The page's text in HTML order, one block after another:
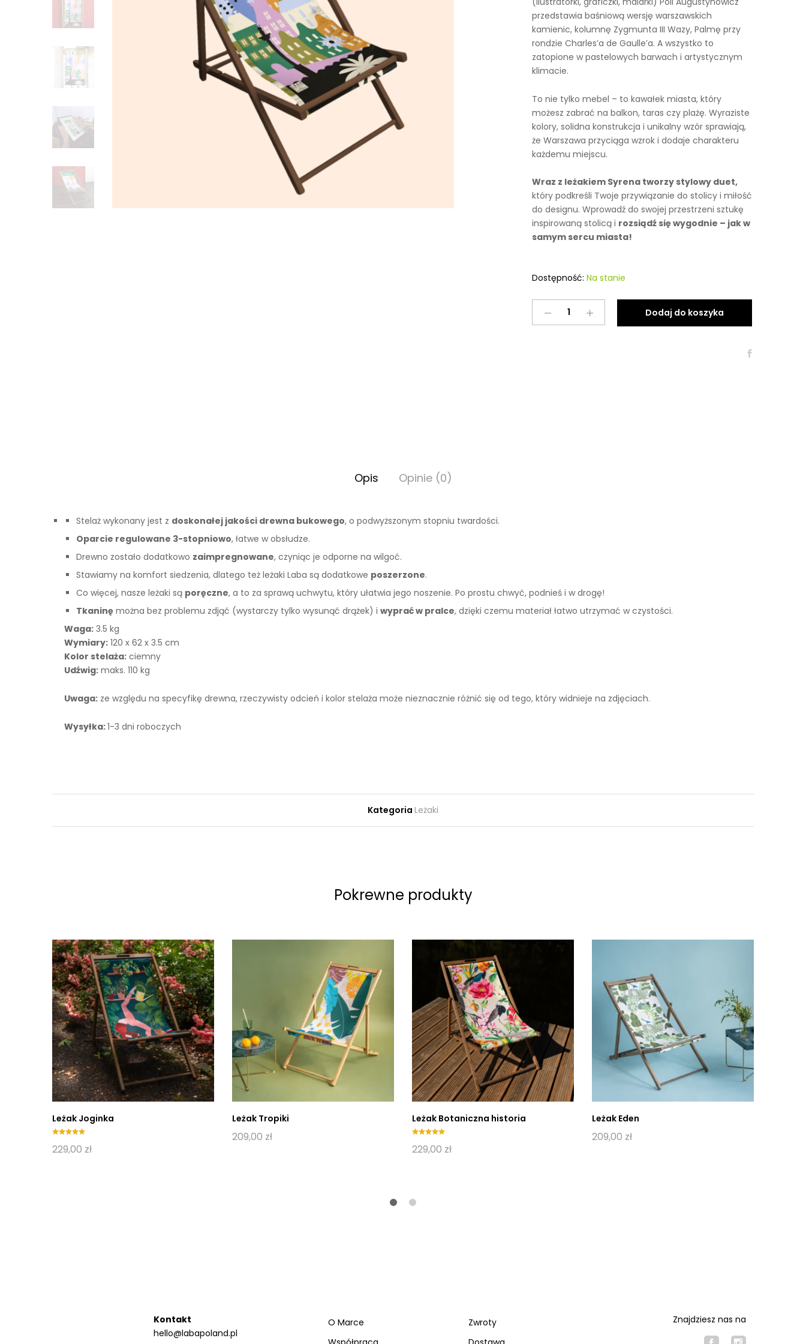
przedstawia baśniową wersję warszawskich
kamienic, kolumnę Zygmunta III Wazy, Palmę przy
rondzie Charles’a de Gaulle’a. A wszystko to
zatopione w pastelowych barwach i artystycznym
klimacie.
To nie tylko mebel – to kawałek miasta, który
możesz zabrać na balkon, taras czy plażę. Wyraziste
kolory, solidna konstrukcja i unikalny wzór sprawiają,
że Warszawa przyciąga wzrok i dodaje charakteru
każdemu miejscu.
Wraz z leżakiem Syrena tworzy stylowy duet,
który podkreśli Twoje przywiązanie do stolicy i miłość
do designu. Wprowadź do swojej przestrzeni sztukę
inspirowaną stolicą i rozsiądź się wygodnie – jak w
samym sercu miasta!
Dostępność: Na stanie
Leżak
Warszawa
Dodaj do koszyka
Opis Opinie (0)
Stelaż wykonany jest z doskonałej jakości drewna bukowego, o podwyższonym stopniu twardości.
Oparcie regulowane 3-stopniowo, łatwe w obsłudze.
Drewno zostało dodatkowo zaimpregnowane, czyniąc je odporne na wilgoć.
Stawiamy na komfort siedzenia, dlatego też leżaki Laba są dodatkowe poszerzone.
Co więcej, nasze leżaki są poręczne, a to za sprawą uchwytu, który ułatwia jego noszenie. Po prostu chwyć, podnieś i w drogę!
Tkaninę można bez problemu zdjąć (wystarczy tylko wysunąć drążek) i wyprać w pralce, dzięki czemu materiał łatwo utrzymać w czystości.
Waga: 3.5 kg
Wymiary: 120 x 62 x 3.5 cm
Kolor stelaża: ciemny
Udźwig: maks. 110 kg
Uwaga: ze względu na specyfikę drewna, rzeczywisty odcień i kolor stelaża może nieznacznie różnić się od tego, który widnieje na zdjęciach.
Wysyłka:1-3 dni roboczych
Kategoria Leżaki
Pokrewne produkty
Leżak Joginka
Oceniony
5.00
229,00 zł
Leżak Tropiki
209,00 zł
Leżak Botaniczna historia
Oceniony
5.00
229,00 zł
Leżak Eden
209,00 zł
Kontakt
hello@labapoland.pl
O Marce
Zwroty
Znajdziesz nas na